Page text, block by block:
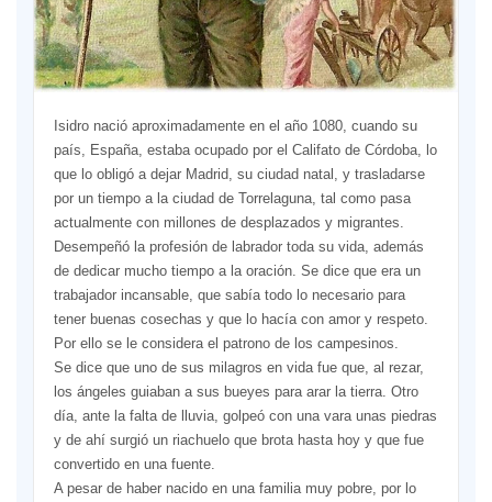
Isidro nació aproximadamente en el año 1080, cuando su
país, España, estaba ocupado por el Califato de Córdoba, lo
que lo obligó a dejar Madrid, su ciudad natal, y trasladarse
por un tiempo a la ciudad de Torrelaguna, tal como pasa
actualmente con millones de desplazados y migrantes.
Desempeñó la profesión de labrador toda su vida, además
de dedicar mucho tiempo a la oración. Se dice que era un
trabajador incansable, que sabía todo lo necesario para
tener buenas cosechas y que lo hacía con amor y respeto.
Por ello se le considera el patrono de los campesinos.
Se dice que uno de sus milagros en vida fue que, al rezar,
los ángeles guiaban a sus bueyes para arar la tierra. Otro
día, ante la falta de lluvia, golpeó con una vara unas piedras
y de ahí surgió un riachuelo que brota hasta hoy y que fue
convertido en una fuente.
A pesar de haber nacido en una familia muy pobre, por lo